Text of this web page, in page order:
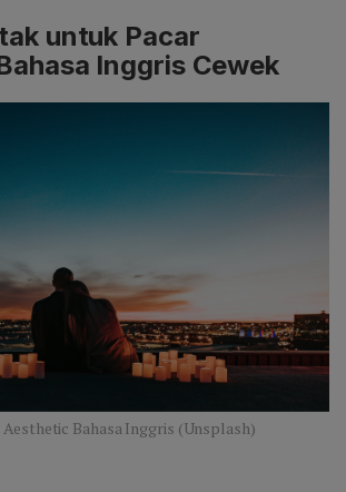
untuk Pacar
Inggris Cewek
Aesthetic Bahasa Inggris (Unsplash)